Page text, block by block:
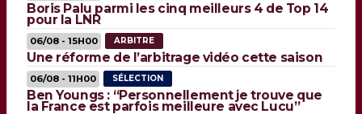
Boris Palu parmi les cinq meilleurs 4 de Top 14
pour la LNR
06/08 - 15H00 ARBITRE
Une réforme de l’arbitrage vidéo cette saison
06/08 - 11H00 SÉLECTION
Ben Youngs : “Personnellement je trouve que
la France est parfois meilleure avec Lucu”